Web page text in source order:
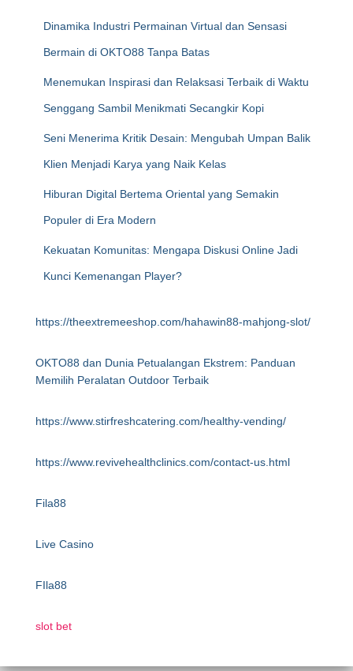
Dinamika Industri Permainan Virtual dan Sensasi
Bermain di OKTO88 Tanpa Batas
Menemukan Inspirasi dan Relaksasi Terbaik di Waktu
Senggang Sambil Menikmati Secangkir Kopi
Seni Menerima Kritik Desain: Mengubah Umpan Balik
Klien Menjadi Karya yang Naik Kelas
Hiburan Digital Bertema Oriental yang Semakin
Populer di Era Modern
Kekuatan Komunitas: Mengapa Diskusi Online Jadi
Kunci Kemenangan Player?
https://theextremeeshop.com/hahawin88-mahjong-slot/
OKTO88 dan Dunia Petualangan Ekstrem: Panduan
Memilih Peralatan Outdoor Terbaik
https://www.stirfreshcatering.com/healthy-vending/
https://www.revivehealthclinics.com/contact-us.html
Fila88
Live Casino
FIla88
slot bet